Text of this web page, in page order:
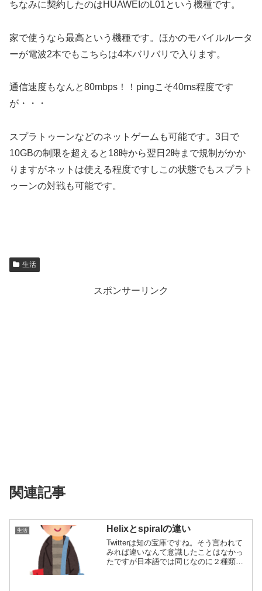
ちなみに契約したのはHUAWEIのL01という機種です。
家で使うなら最高という機種です。ほかのモバイルルータ
ーが電波2本でもこちらは4本バリバリで入ります。
通信速度もなんと80mbps！！pingこそ40ms程度です
が・・・
スプラトゥーンなどのネットゲームも可能です。3日で
10GBの制限を超えると18時から翌日2時まで規制がかか
りますがネットは使える程度ですしこの状態でもスプラト
ゥーンの対戦も可能です。
生活
スポンサーリンク
関連記事
生活 Helixとspiralの違い
Twitterは知の宝庫ですね。そう言われて
みれば違いなんて意識したことはなかっ
たですが日本語では同じなのに２種類の